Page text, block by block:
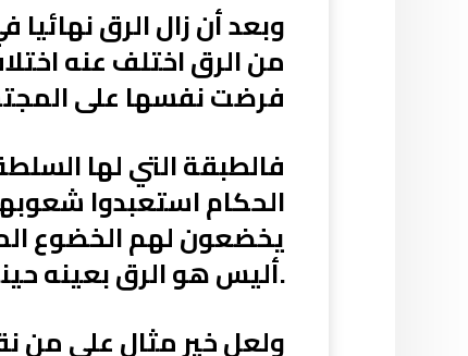
وبعد أن زال الرق نهائيا
من الرق اختلف عنه
فرضت نفسها على
فالطبقة التي لها
الحكام استعبدوا
يخضعون لهم الخضوع
.أليس هو الرق بعينه
ولعل خير مثال على من